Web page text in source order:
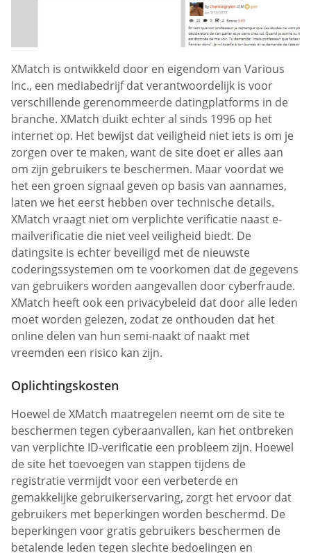
XMatch is ontwikkeld door en eigendom van Various
Inc., een mediabedrijf dat verantwoordelijk is voor
verschillende gerenommeerde datingplatforms in de
branche. XMatch duikt echter al sinds 1996 op het
internet op. Het bewijst dat veiligheid niet iets is om je
zorgen over te maken, want de site doet er alles aan
om zijn gebruikers te beschermen. Maar voordat we
het een groen signaal geven op basis van aannames,
laten we het eerst hebben over technische details.
XMatch vraagt niet om verplichte verificatie naast e-
mailverificatie die niet veel veiligheid biedt. De
datingsite is echter beveiligd met de nieuwste
coderingssystemen om te voorkomen dat de gegevens
van gebruikers worden aangevallen door cyberfraude.
XMatch heeft ook een privacybeleid dat door alle leden
moet worden gelezen, zodat ze onthouden dat het
online delen van hun semi-naakt of naakt met
vreemden een risico kan zijn.
Oplichtingskosten
Hoewel de XMatch maatregelen neemt om de site te
beschermen tegen cyberaanvallen, kan het ontbreken
van verplichte ID-verificatie een probleem zijn. Hoewel
de site het toevoegen van stappen tijdens de
registratie vermijdt voor een verbeterde en
gemakkelijke gebruikerservaring, zorgt het ervoor dat
gebruikers met beperkingen worden beschermd. De
beperkingen voor gratis gebruikers beschermen de
betalende leden tegen slechte bedoelingen en